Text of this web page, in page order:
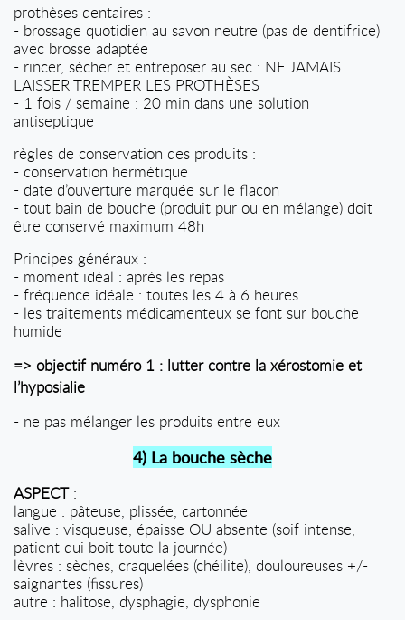
prothèses dentaires :
- brossage quotidien au savon neutre (pas de dentifrice)
avec brosse adaptée
- rincer, sécher et entreposer au sec : NE JAMAIS
LAISSER TREMPER LES PROTHÈSES
- 1 fois / semaine : 20 min dans une solution
antiseptique
règles de conservation des produits :
- conservation hermétique
- date d’ouverture marquée sur le flacon
- tout bain de bouche (produit pur ou en mélange) doit
être conservé maximum 48h
Principes généraux :
- moment idéal : après les repas
- fréquence idéale : toutes les 4 à 6 heures
- les traitements médicamenteux se font sur bouche
humide
=> objectif numéro 1 : lutter contre la xérostomie et
l’hyposialie
- ne pas mélanger les produits entre eux
4) La bouche sèche
ASPECT:
langue : pâteuse, plissée, cartonnée
salive : visqueuse, épaisse OU absente (soif intense,
patient qui boit toute la journée)
lèvres : sèches, craquelées (chéilite), douloureuses +/-
saignantes (fissures)
autre : halitose, dysphagie, dysphonie